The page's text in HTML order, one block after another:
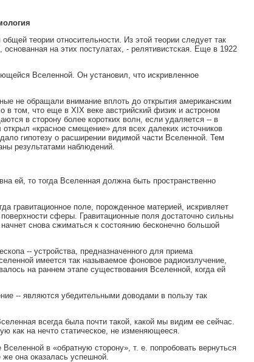
ология
теории относительности. Из этой теории следует так
на этих постулатах, - релятивистская. Еще в 1922
Вселенной. Он установил, что искривленное
не обращали внимание вплоть до открытия американским
в том, что еще в XIX веке австрийский физик и астроном
в сторону более коротких волн, если удаляется -- в
«красное смещение» для всех далеких источников
гипотезу о расширении видимой части Вселенной. Тем
результатами наблюдений.
ей, то тогда Вселенная должна быть пространственно
гравитационное поле, порожденное материей, искривляет
сферы. Гравитационные поля достаточно сильны
снова сжиматься к состоянию бесконечно большой
-- устройства, предназначенного для приема
имеется так называемое фоновое радиоизлучение,
на раннем этапе существования Вселенной, когда ей
-- являются убедительными доводами в пользу так
всегда была почти такой, какой мы видим ее сейчас.
как на нечто статическое, не изменяющееся.
в «обратную сторону», т. е. попробовать вернуться
она оказалась успешной.